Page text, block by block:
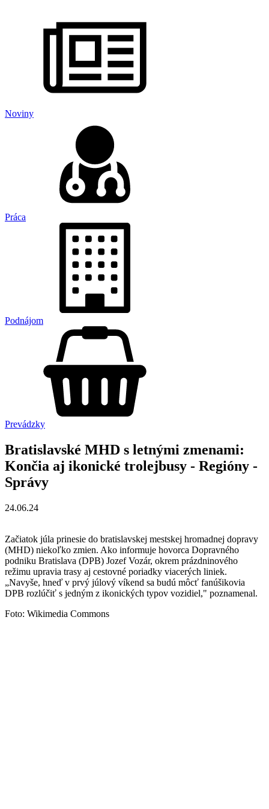
Noviny
Práca
Podnájom
Prevádzky
Bratislavské MHD s letnými zmenami:
Končia aj ikonické trolejbusy - Regióny -
Správy
24.06.24
Začiatok júla prinesie do bratislavskej mestskej hromadnej dopravy
(MHD) niekoľko zmien. Ako informuje hovorca Dopravného
podniku Bratislava (DPB) Jozef Vozár, okrem prázdninového
režimu upravia trasy aj cestovné poriadky viacerých liniek.
„Navyše, hneď v prvý júlový víkend sa budú môcť fanúšikovia
DPB rozlúčiť s jedným z ikonických typov vozidiel," poznamenal.
Foto: Wikimedia Commons